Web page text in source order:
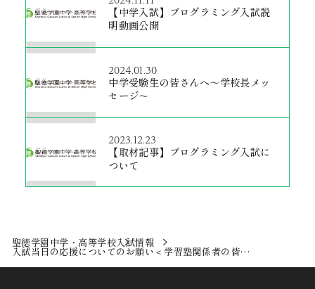
【中学入試】プログラミング入試説
明動画公開
2024.01.30
中学受験生の皆さんへ～学校長メッ
セージ～
2023.12.23
【取材記事】プログラミング入試に
ついて
聖徳学園中学・高等学校入試情報
入試当日の応援についてのお願い＜学習塾関係者の皆…